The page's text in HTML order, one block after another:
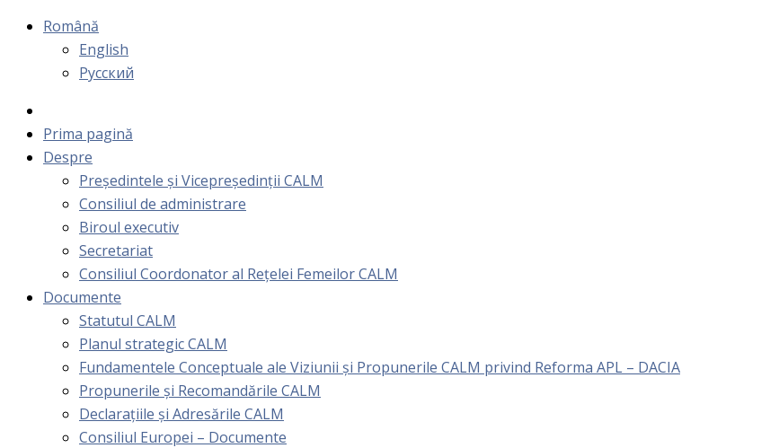
Română
English
Русский
Prima pagină
Despre
Președintele și Vicepreședinții CALM
Consiliul de administrare
Biroul executiv
Secretariat
Consiliul Coordonator al Rețelei Femeilor CALM
Documente
Statutul CALM
Planul strategic CALM
Fundamentele Conceptuale ale Viziunii și Propunerile CALM privind Reforma APL – DACIA
Propunerile și Recomandările CALM
Declarațiile și Adresările CALM
Consiliul Europei – Documente